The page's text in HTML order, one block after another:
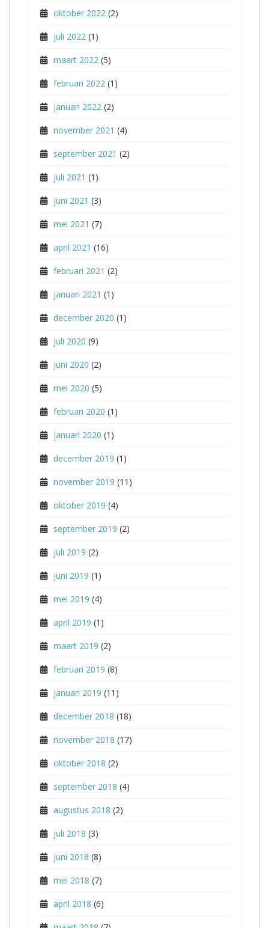
oktober 2022 (2)
juli 2022 (1)
maart 2022 (5)
februari 2022 (1)
januari 2022 (2)
november 2021 (4)
september 2021 (2)
juli 2021 (1)
juni 2021 (3)
mei 2021 (7)
april 2021 (16)
februari 2021 (2)
januari 2021 (1)
december 2020 (1)
juli 2020 (9)
juni 2020 (2)
mei 2020 (5)
februari 2020 (1)
januari 2020 (1)
december 2019 (1)
november 2019 (11)
oktober 2019 (4)
september 2019 (2)
juli 2019 (2)
juni 2019 (1)
mei 2019 (4)
april 2019 (1)
maart 2019 (2)
februari 2019 (8)
januari 2019 (11)
december 2018 (18)
november 2018 (17)
oktober 2018 (2)
september 2018 (4)
augustus 2018 (2)
juli 2018 (3)
juni 2018 (8)
mei 2018 (7)
april 2018 (6)